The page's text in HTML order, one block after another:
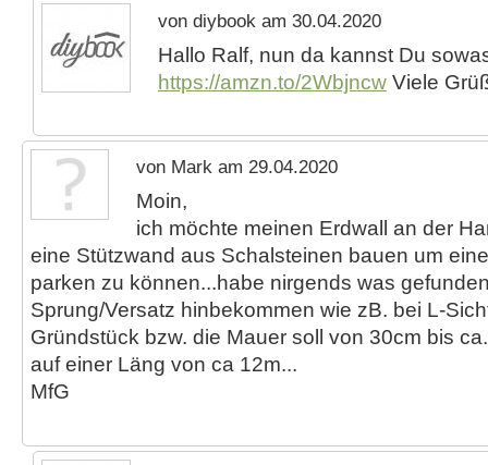
von diybook am 30.04.2020
Hallo Ralf, nun da kannst Du
https://amzn.to/2Wbjncw Viele
von Mark am 29.04.2020
Moin,
ich möchte meinen Erdwall an der
eine Stützwand aus Schalsteinen bauen um
parken zu können...habe nirgends was
Sprung/Versatz hinbekommen wie zB. bei L-
Gründstück bzw. die Mauer soll von 30cm bis
auf einer Läng von ca 12m...
MfG